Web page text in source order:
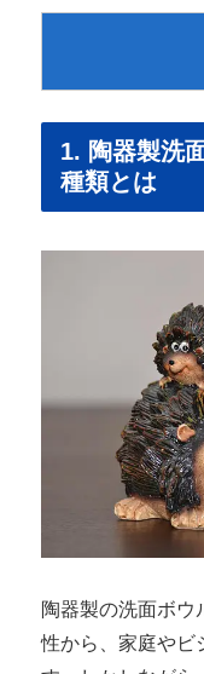
1. 陶器製洗
種類とは
陶器製の洗面ボウ
性から、家庭やビ